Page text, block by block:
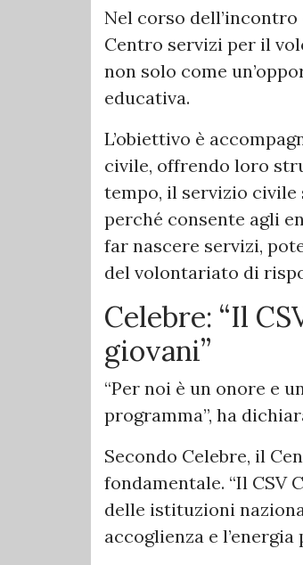
Nel corso
Centro servizi per il
non solo come
educativa.
L’obiettivo è
civile, offrendo loro
tempo, il servizio civile
perché consente agli
far nascere servizi,
del volontariato di
Celebre: “Il
giovani”
“Per noi è un onore e
programma”, ha
Secondo Celebre, il
fondamentale. “Il CSV
delle istituzioni
accoglienza e